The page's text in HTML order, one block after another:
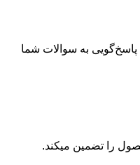
هفته آماده پاسخ‌گویی به سوالات شما
را تضمین میکند.